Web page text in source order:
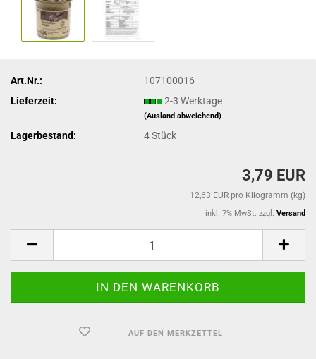
Art.Nr.:
107100016
Lieferzeit:
2-3 Werktage
(Ausland abweichend)
Lagerbestand: 4Stück
3,79 EUR
12,63 EUR pro Kilogramm (kg)
inkl. 7% MwSt. zzgl. Versand
AUF DEN MERKZETTEL